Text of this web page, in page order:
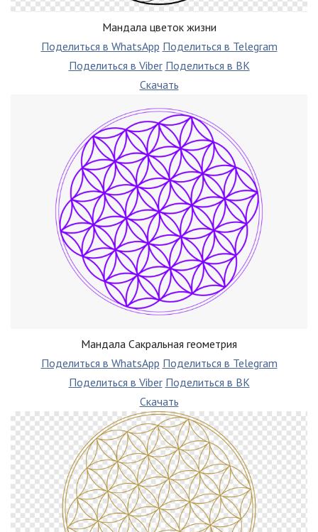
Мандала цветок жизни
Поделиться в WhatsApp Поделиться в Telegram
Поделиться в Viber Поделиться в ВК
Скачать
Мандала Сакральная геометрия
Поделиться в WhatsApp Поделиться в Telegram
Поделиться в Viber Поделиться в ВК
Скачать